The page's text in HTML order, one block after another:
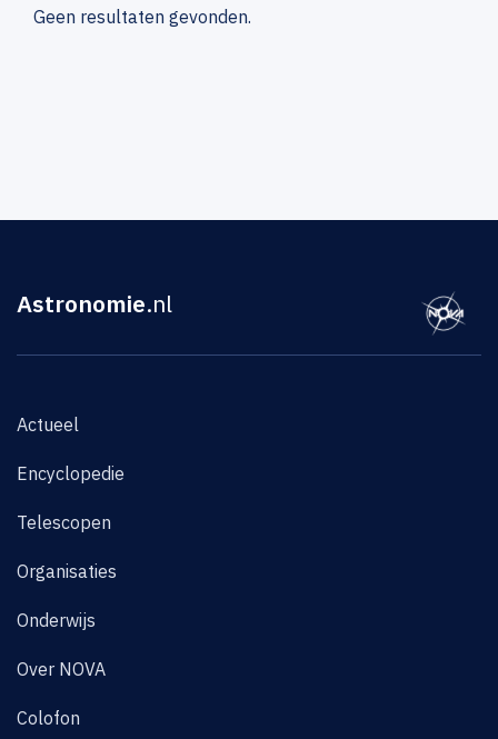
Geen resultaten gevonden.
Astronomie.nl
Actueel
Encyclopedie
Telescopen
Organisaties
Onderwijs
Over NOVA
Colofon